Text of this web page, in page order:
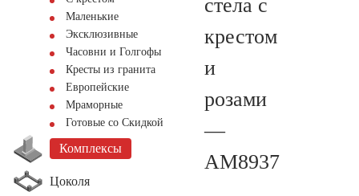
Маленькие
Эксклюзивные
Часовни и Голгофы
Кресты из гранита
Европейские
Мраморные
Готовые со Скидкой
Комплексы
Цоколя
стела с
крестом
и
розами
—
AM8937